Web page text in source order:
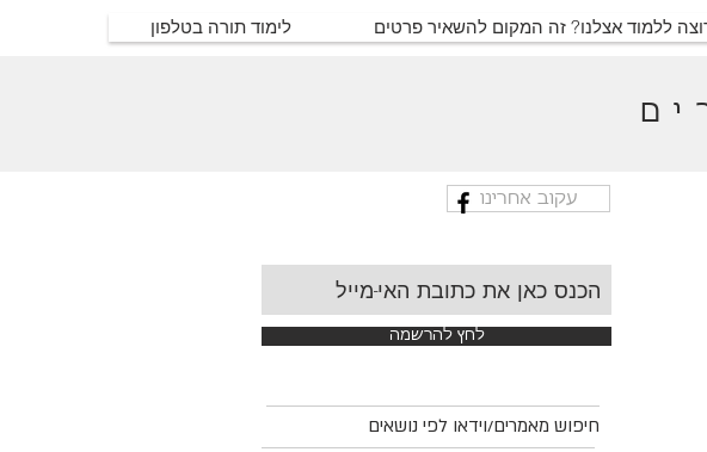
ללמוד אצלנו? זה המקום להשאיר פרטים לימוד תורה בטלפון
עקוב אחרינו
לחץ להרשמה
חיפוש מאמרים/וידאו לפי נושאים